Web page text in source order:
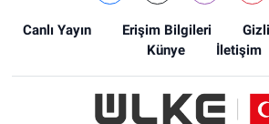
Canlı Yayın Erişim Bilgileri
Künye
İletişim